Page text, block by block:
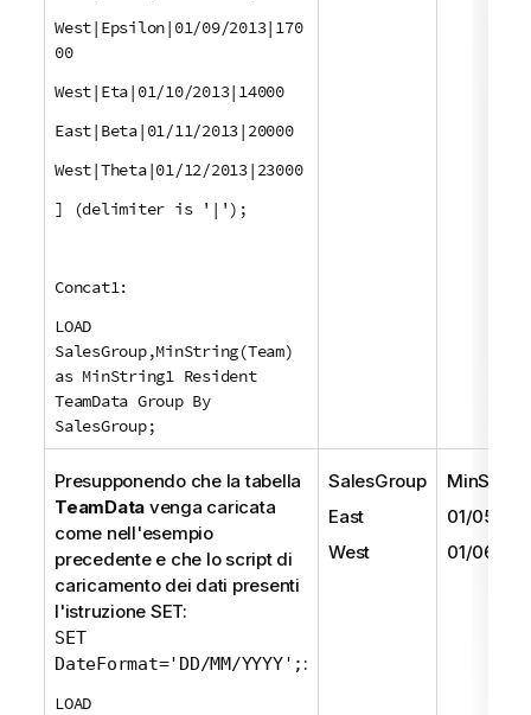
West|Epsilon|01/09/2013|170
00
West|Eta|01/10/2013|14000
East|Beta|01/11/2013|20000
West|Theta|01/12/2013|23000
] (delimiter is '|');
Concat1:
LOAD
SalesGroup,MinString(Team)
as MinString1 Resident
TeamData Group By
SalesGroup;
Presupponendo che la tabella
TeamData venga caricata
come nell'esempio
precedente e che lo script di
caricamento dei dati presenti
l'istruzione SET:
SET
DateFormat='DD/MM/YYYY'; :
LOAD
SalesGroup
East
West
01/05/
01/06/